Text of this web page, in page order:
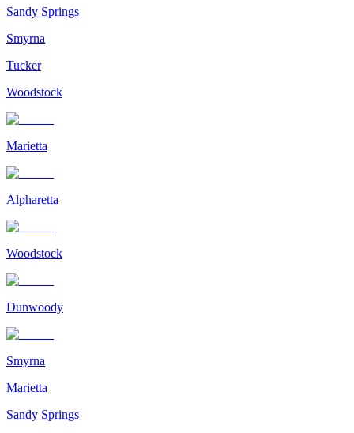
Sandy Springs
Smyrna
Tucker
Woodstock
Marietta
Alpharetta
Woodstock
Dunwoody
Smyrna
Marietta
Sandy Springs